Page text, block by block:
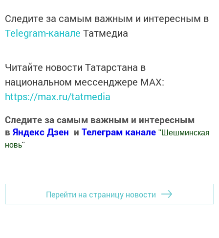
Следите за самым важным и интересным в
Telegram-канале Татмедиа
Читайте новости Татарстана в
национальном мессенджере MАХ:
https://max.ru/tatmedia
Следите за самым важным и интересным
в Яндекс Дзен и Телеграм канале " Шешминская
новь"
Перейти на страницу новости